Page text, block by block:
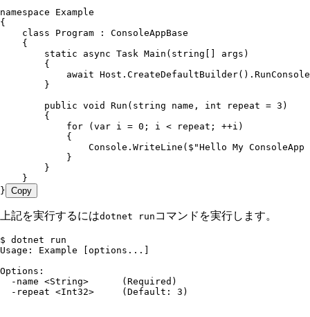
namespace Example
{
    class
Program :
ConsoleAppBase
    {
        static
async Task Main ( string [] args)
        {
            await
Host . CreateDefaultBuilder() .
        }
        public
void Run ( string name , int repeat = 3 )
        {
            for
( var i = 0 ; i < repeat; ++i)
            {
                Console
. WriteLine ( $"Hello My
            }
        }
    }
} Copy
上記を実行するにはdotnet run コマンドを実行します。
$ dotnet run
Usage: Example [options...]
Options:
  -name <String>      (Required)
  -repeat <Int32>     (Default: 3)